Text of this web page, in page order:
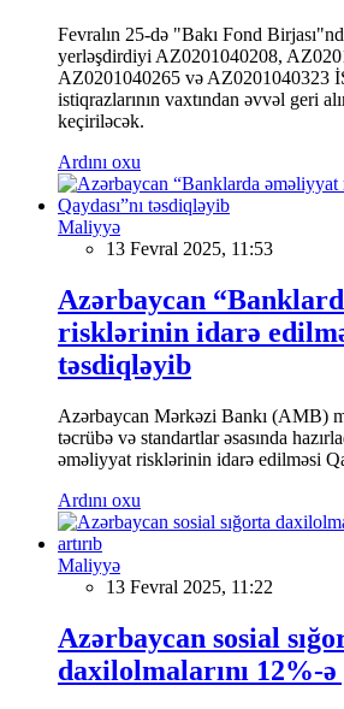
Fevralın 25-də "Bakı Fond
yerləşdirdiyi AZ0201040208,
AZ0201040265 və AZ0201040323
istiqrazlarının vaxtından əvvəl geri
keçiriləcək.
Ardını oxu
Maliyyə
13 Fevral 2025, 11:53
Azərbaycan
risklərinin idarə
təsdiqləyib
Azərbaycan Mərkəzi Bankı (AMB)
təcrübə və standartlar əsasında
əməliyyat risklərinin idarə edilməsi
Ardını oxu
Maliyyə
13 Fevral 2025, 11:22
Azərbaycan sosial
daxilolmalarını 12%-ə